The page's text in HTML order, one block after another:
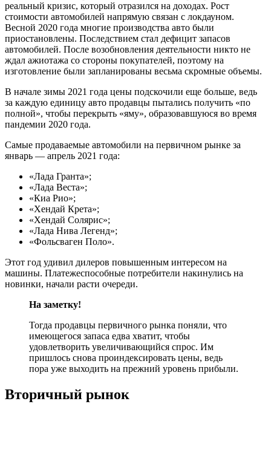
реальный кризис, который отразился на доходах. Рост
стоимости автомобилей напрямую связан с локдауном.
Весной 2020 года многие производства авто были
приостановлены. Последствием стал дефицит запасов
автомобилей. После возобновления деятельности никто не
ждал ажиотажа со стороны покупателей, поэтому на
изготовление были запланированы весьма скромные объемы.
В начале зимы 2021 года цены подскочили еще больше, ведь
за каждую единицу авто продавцы пытались получить «по
полной», чтобы перекрыть «яму», образовавшуюся во время
пандемии 2020 года.
Самые продаваемые автомобили на первичном рынке за
январь — апрель 2021 года:
«Лада Гранта»;
«Лада Веста»;
«Киа Рио»;
«Хендай Крета»;
«Хендай Солярис»;
«Лада Нива Легенд»;
«Фольсваген Поло».
Этот год удивил дилеров повышенным интересом на
машины. Платежеспособные потребители накинулись на
новинки, начали расти очереди.
На заметку!
Тогда продавцы первичного рынка поняли, что
имеющегося запаса едва хватит, чтобы
удовлетворить увеличивающийся спрос. Им
пришлось снова проиндексировать цены, ведь
пора уже выходить на прежний уровень прибыли.
Вторичный рынок